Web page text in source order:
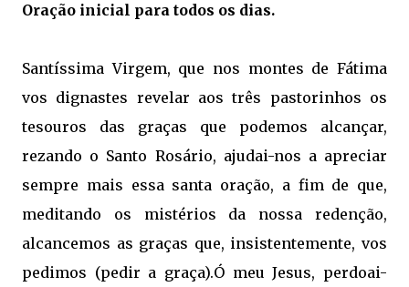
Oração inicial para todos os dias.
Santíssima Virgem, que nos montes de Fátima
vos dignastes revelar aos três pastorinhos os
tesouros das graças que podemos alcançar,
rezando o Santo Rosário, ajudai-nos a apreciar
sempre mais essa santa oração, a fim de que,
meditando os mistérios da nossa redenção,
alcancemos as graças que, insistentemente, vos
pedimos (pedir a graça).Ó meu Jesus, perdoai-